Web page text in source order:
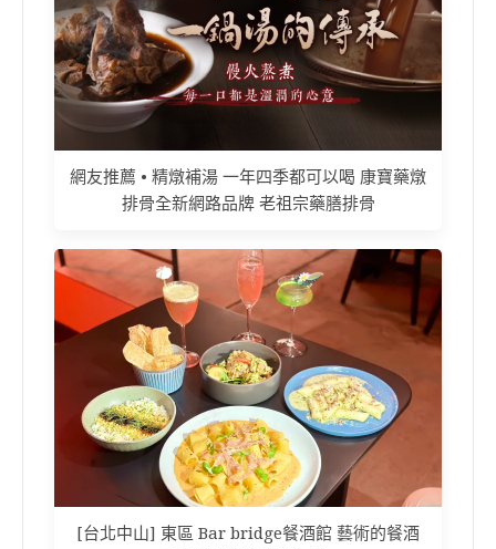
網友推薦 • 精燉補湯 一年四季都可以喝 康寶藥燉
排骨全新網路品牌 老祖宗藥膳排骨
[台北中山] 東區 Bar bridge餐酒館 藝術的餐酒